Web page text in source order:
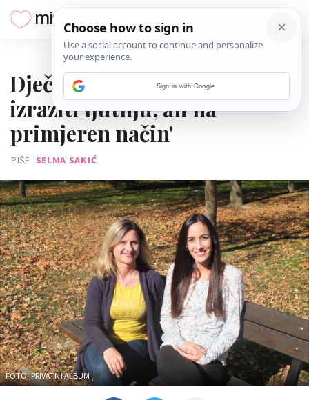
Dječje emocije: 'U redu je
izraziti ljutnju, ali na
primjeren način'
PIŠE SELMA SAKIĆ
FOTO: PRIVATNI ALBUM
Sign in with Google